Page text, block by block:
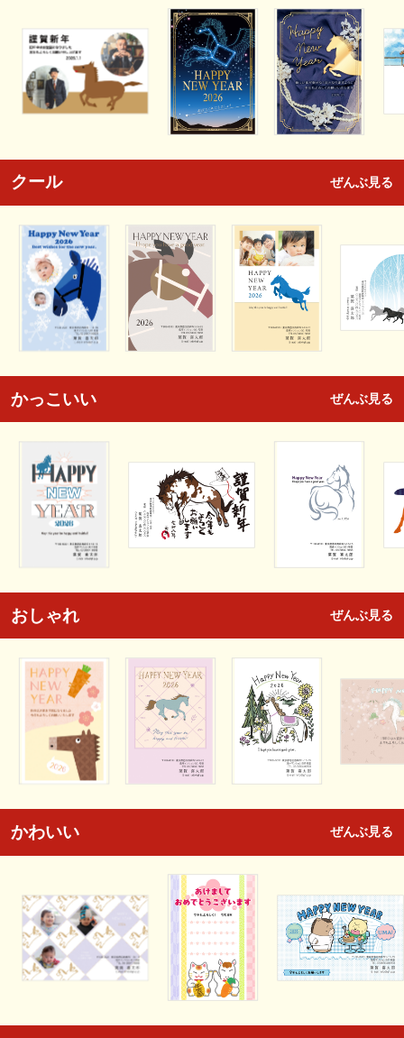
クール ぜんぶ見る
かっこいい ぜんぶ見る
おしゃれ ぜんぶ見る
かわいい ぜんぶ見る